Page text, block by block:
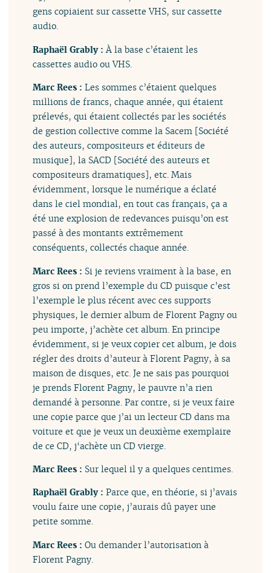
gens copiaient sur cassette VHS, sur cassette
audio.
Raphaël Grably :À la base c’étaient les
cassettes audio ou VHS.
Marc Rees :Les sommes c’étaient quelques
millions de francs, chaque année, qui étaient
prélevés, qui étaient collectés par les sociétés
de gestion collective comme la Sacem [Société
des auteurs, compositeurs et éditeurs de
musique], la SACD [Société des auteurs et
compositeurs dramatiques], etc. Mais
évidemment, lorsque le numérique a éclaté
dans le ciel mondial, en tout cas français, ça a
été une explosion de redevances puisqu’on est
passé à des montants extrêmement
conséquents, collectés chaque année.
Marc Rees : Si je reviens vraiment à la base, en
gros si on prend l’exemple du CD puisque c’est
l’exemple le plus récent avec ces supports
physiques, le dernier album de Florent Pagny ou
peu importe, j’achète cet album. En principe
évidemment, si je veux copier cet album, je dois
régler des droits d’auteur à Florent Pagny, à sa
maison de disques, etc. Je ne sais pas pourquoi
je prends Florent Pagny, le pauvre n’a rien
demandé à personne. Par contre, si je veux faire
une copie parce que j’ai un lecteur CD dans ma
voiture et que je veux un deuxième exemplaire
de ce CD, j‘achète un CD vierge.
Marc Rees : Sur lequel il y a quelques centimes.
Raphaël Grably :Parce que, en théorie, si j’avais
voulu faire une copie, j’aurais dû payer une
petite somme.
Marc Rees :Ou demander l’autorisation à
Florent Pagny.